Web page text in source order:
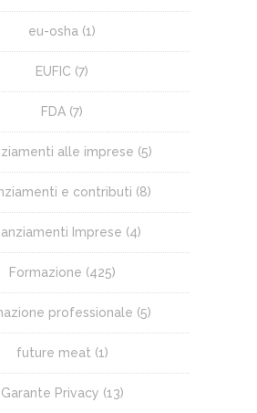
eu-osha (1)
EUFIC (7)
FDA (7)
alle imprese (5)
e contributi (8)
Imprese (4)
Formazione (425)
professionale (5)
future meat (1)
Garante Privacy (13)